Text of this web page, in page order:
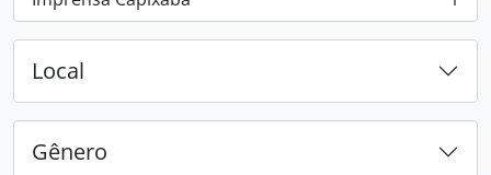
, 1 resultados
Local
Gênero